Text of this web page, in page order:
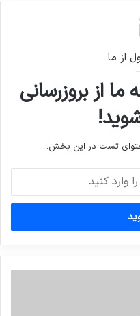
از ما
از بروزرسانی
تست در این بخش.